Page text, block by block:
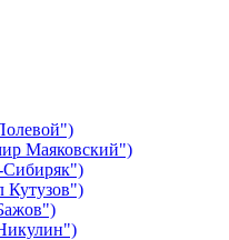
Маяковский")
Кутузов")